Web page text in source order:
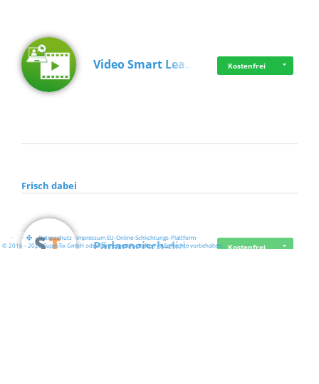
Video Smart Lea… Kostenfrei
Frisch dabei
Pädagogisch-did… Kostenfrei
· · ·Datenschutz·Impressum EU-Online-Schlichtungs-Plattform·
© 2016 - 2026 SupraTix GmbH oder Partnergesellschaften - Alle Rechte vorbehalten.